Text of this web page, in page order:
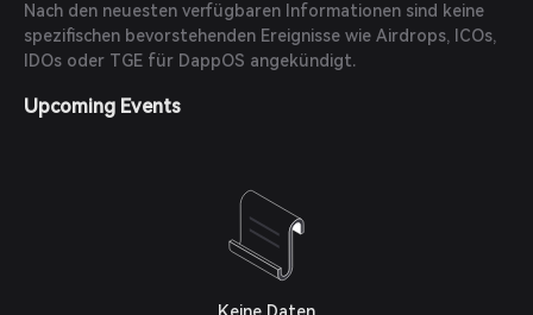
Nach den neuesten verfügbaren Informationen sind keine
spezifischen bevorstehenden Ereignisse wie Airdrops, ICOs,
IDOs oder TGE für DappOS angekündigt.
Upcoming Events